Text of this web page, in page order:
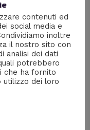
tempi dei vecchi
originale. Su Lega
di 300 articoli
è: "La cultura è il
appartiene
- Malcom X
contenuti ed
social media e
inoltre
il nostro sito con
analisi dei dati
potrebbero
che ha fornito
utilizzo dei loro